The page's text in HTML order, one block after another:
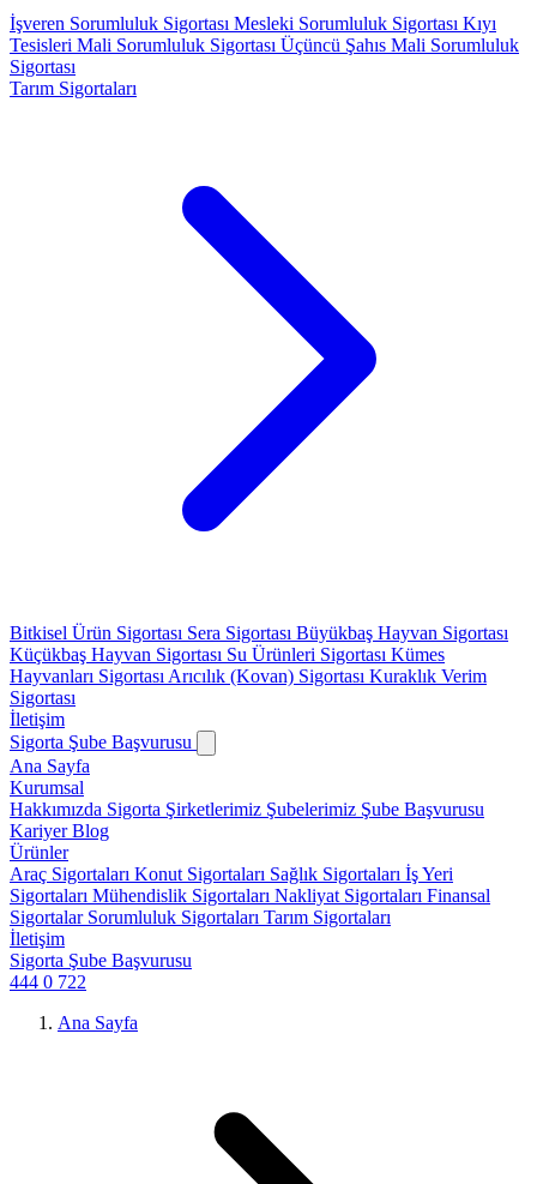
İşveren Sorumluluk Sigortası Mesleki Sorumluluk Sigortası Kıyı
Tesisleri Mali Sorumluluk Sigortası Üçüncü Şahıs Mali Sorumluluk
Sigortası
Tarım Sigortaları
Bitkisel Ürün Sigortası Sera Sigortası Büyükbaş Hayvan Sigortası
Küçükbaş Hayvan Sigortası Su Ürünleri Sigortası Kümes
Hayvanları Sigortası Arıcılık (Kovan) Sigortası Kuraklık Verim
Sigortası
İletişim
Sigorta Şube Başvurusu
Ana Sayfa
Kurumsal
Hakkımızda Sigorta Şirketlerimiz Şubelerimiz Şube Başvurusu
KariyerBlog
Ürünler
Araç Sigortaları Konut Sigortaları Sağlık Sigortaları İş Yeri
Sigortaları Mühendislik Sigortaları Nakliyat Sigortaları Finansal
Sigortalar Sorumluluk Sigortaları Tarım Sigortaları
İletişim
Sigorta Şube Başvurusu
444 0 722
Ana Sayfa